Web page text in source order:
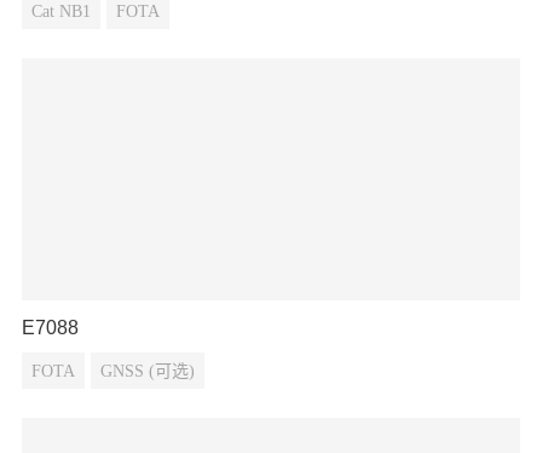
Cat NB1 FOTA
E7088
FOTA GNSS (可选)